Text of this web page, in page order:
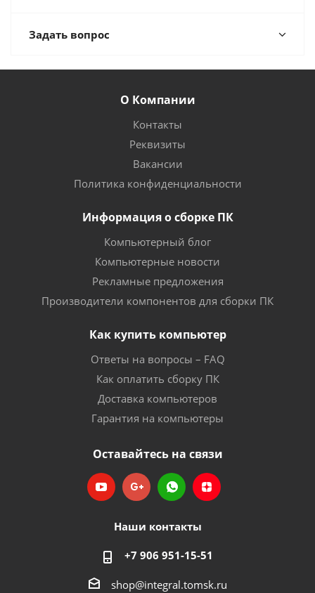
Задать вопрос
О Компании
Контакты
Реквизиты
Вакансии
Политика конфиденциальности
Информация о сборке ПК
Компьютерный блог
Компьютерные новости
Рекламные предложения
Производители компонентов для сборки ПК
Как купить компьютер
Ответы на вопросы – FAQ
Как оплатить сборку ПК
Доставка компьютеров
Гарантия на компьютеры
Оставайтесь на связи
Наши контакты
+7 906 951-15-51
shop@integral.tomsk.ru